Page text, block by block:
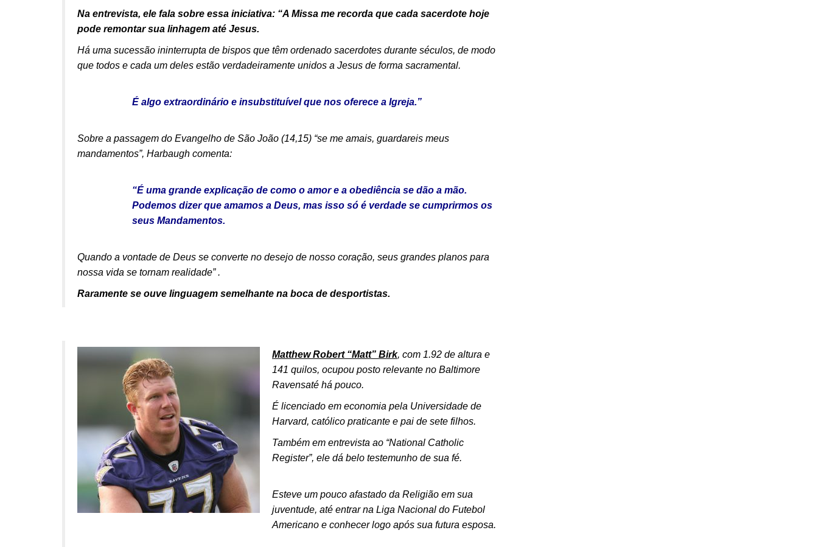
Na entrevista, ele fala sobre essa iniciativa: “A Missa me recorda que cada sacerdote hoje
pode remontar sua linhagem até Jesus.
Há uma sucessão ininterrupta de bispos que têm ordenado sacerdotes durante séculos, de modo
que todos e cada um deles estão verdadeiramente unidos a Jesus de forma sacramental.
É algo extraordinário e insubstituível que nos oferece a Igreja.”
Sobre a passagem do Evangelho de São João (14,15) “se me amais, guardareis meus
mandamentos”, Harbaugh comenta:
“É uma grande explicação de como o amor e a obediência se dão a mão.
Podemos dizer que amamos a Deus, mas isso só é verdade se cumprirmos os
seus Mandamentos.
Quando a vontade de Deus se converte no desejo de nosso coração, seus grandes planos para
nossa vida se tornam realidade” .
Raramente se ouve linguagem semelhante na boca de desportistas.
Matthew Robert “Matt” Birk, com 1.92 de altura e
141 quilos, ocupou posto relevante no Baltimore
Ravensaté há pouco.
É licenciado em economia pela Universidade de
Harvard, católico praticante e pai de sete filhos.
Também em entrevista ao “National Catholic
Register”, ele dá belo testemunho de sua fé.
Esteve um pouco afastado da Religião em sua
juventude, até entrar na Liga Nacional do Futebol
Americano e conhecer logo após sua futura esposa.